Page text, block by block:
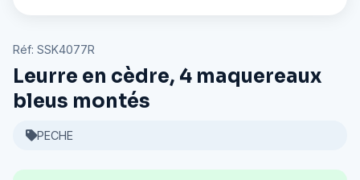
Réf: SSK4077R
Leurre en cèdre, 4 maquereaux
bleus montés
PECHE